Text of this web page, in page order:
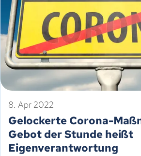
8. Apr 2022
Gelockerte Corona-
Gebot der Stunde heißt
Eigenverantwortung